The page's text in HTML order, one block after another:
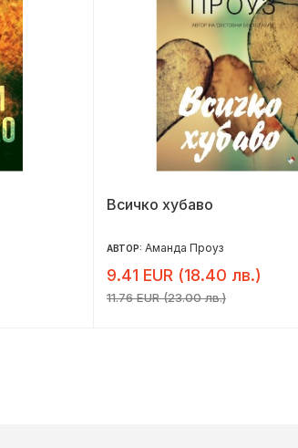
Всичко хубаво
АВТОР: Аманда Проуз
9.41 EUR (18.40 лв.)
11.76 EUR (23.00 лв.)